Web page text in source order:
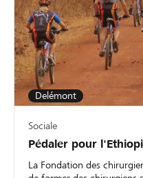
Delémont
Sociale
Pédaler pour
La Fondation des